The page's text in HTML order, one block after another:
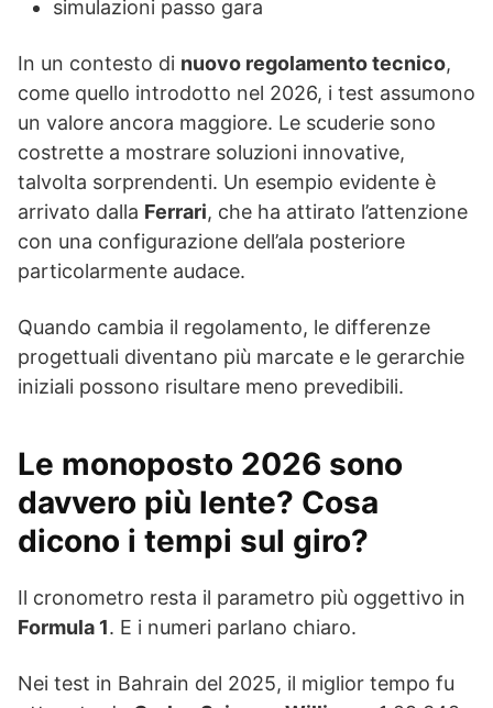
simulazioni passo gara
In un contesto di nuovo regolamento tecnico,
come quello introdotto nel 2026, i test assumono
un valore ancora maggiore. Le scuderie sono
costrette a mostrare soluzioni innovative,
talvolta sorprendenti. Un esempio evidente è
arrivato dalla Ferrari, che ha attirato l’attenzione
con una configurazione dell’ala posteriore
particolarmente audace.
Quando cambia il regolamento, le differenze
progettuali diventano più marcate e le gerarchie
iniziali possono risultare meno prevedibili.
Le monoposto 2026 sono
davvero più lente? Cosa
dicono i tempi sul giro?
Il cronometro resta il parametro più oggettivo in
Formula 1. E i numeri parlano chiaro.
Nei test in Bahrain del 2025, il miglior tempo fu